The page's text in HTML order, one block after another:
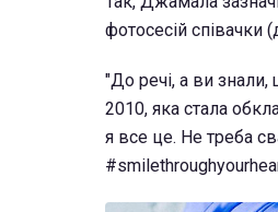
фотосесій співачки
"До речі, а ви знали,
2010, яка стала
я все це. Не треба